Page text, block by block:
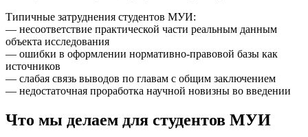
Типичные затруднения студентов МУИ:
— несоответствие практической части реальным данным
объекта исследования
— ошибки в оформлении нормативно-правовой базы как
источников
— слабая связь выводов по главам с общим заключением
— недостаточная проработка научной новизны во введении
Что мы делаем для студентов МУИ